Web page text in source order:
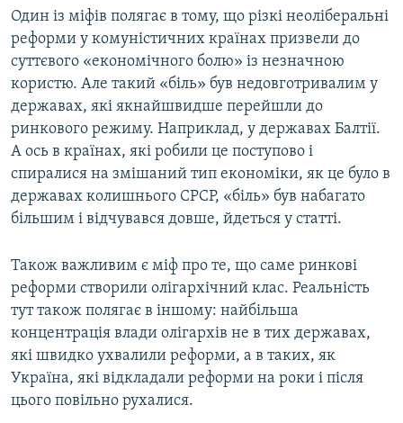
Один із міфів полягає в тому, що різкі неоліберальні
реформи у комуністичних країнах призвели до
суттєвого «економічного болю» із незначною
користю. Але такий «біль» був недовготривалим у
державах, які якнайшвидше перейшли до
ринкового режиму. Наприклад, у державах Балтії.
А ось в країнах, які робили це поступово і
спиралися на змішаний тип економіки, як це було в
державах колишнього СРСР, «біль» був набагато
більшим і відчувався довше, йдеться у статті.
Також важливим є міф про те, що саме ринкові
реформи створили олігархічний клас. Реальність
тут також полягає в іншому: найбільша
концентрація влади олігархів не в тих державах,
які швидко ухвалили реформи, а в таких, як
Україна, які відкладали реформи на роки і після
цього повільно рухалися.